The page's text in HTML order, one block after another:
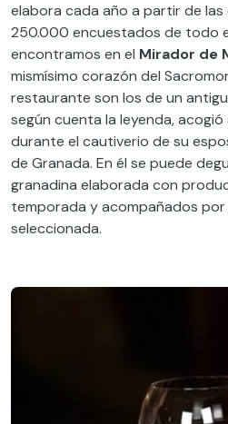
elabora cada año a partir de las
250.000 encuestados de todo
encontramos en el Mirador de
mismísimo corazón del
restaurante son los de un
según cuenta la leyenda,
durante el cautiverio de su
de Granada. En él se puede
granadina elaborada con
temporada y acompañados
seleccionada.